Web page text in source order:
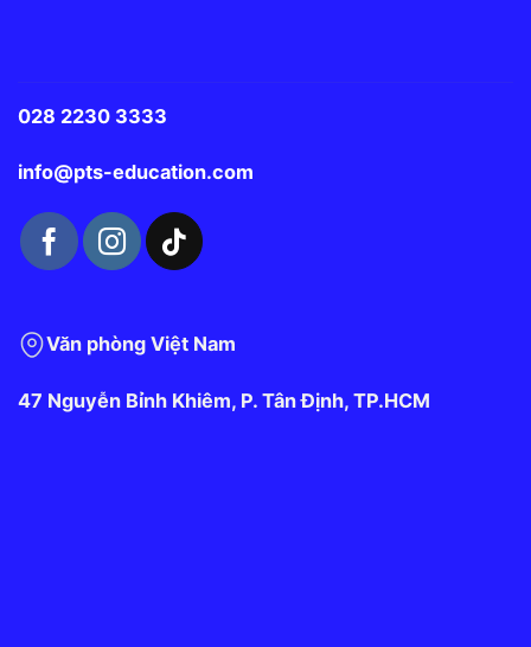
028 2230 3333
info@pts-education.com
Văn phòng Việt Nam
47 Nguyễn Bỉnh Khiêm, P. Tân Định, TP.HCM